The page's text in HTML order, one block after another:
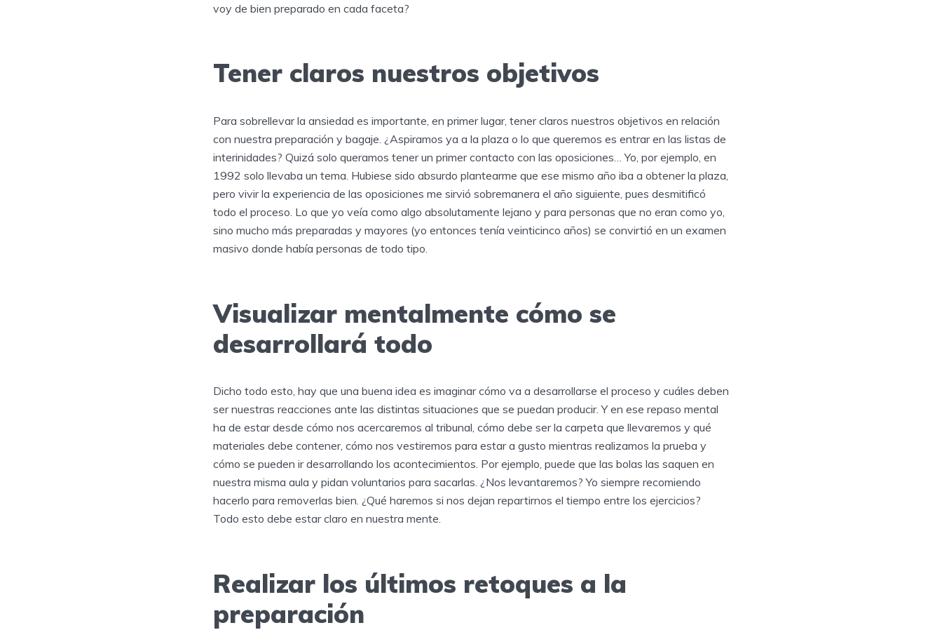
voy de bien preparado en cada faceta?
Tener claros nuestros objetivos
Para sobrellevar la ansiedad es importante, en primer lugar, tener claros nuestros objetivos en relación
con nuestra preparación y bagaje. ¿Aspiramos ya a la plaza o lo que queremos es entrar en las listas de
interinidades? Quizá solo queramos tener un primer contacto con las oposiciones… Yo, por ejemplo, en
1992 solo llevaba un tema. Hubiese sido absurdo plantearme que ese mismo año iba a obtener la plaza,
pero vivir la experiencia de las oposiciones me sirvió sobremanera el año siguiente, pues desmitificó
todo el proceso. Lo que yo veía como algo absolutamente lejano y para personas que no eran como yo,
sino mucho más preparadas y mayores (yo entonces tenía veinticinco años) se convirtió en un examen
masivo donde había personas de todo tipo.
Visualizar mentalmente cómo se
desarrollará todo
Dicho todo esto, hay que una buena idea es imaginar cómo va a desarrollarse el proceso y cuáles deben
ser nuestras reacciones ante las distintas situaciones que se puedan producir. Y en ese repaso mental
ha de estar desde cómo nos acercaremos al tribunal, cómo debe ser la carpeta que llevaremos y qué
materiales debe contener, cómo nos vestiremos para estar a gusto mientras realizamos la prueba y
cómo se pueden ir desarrollando los acontecimientos. Por ejemplo, puede que las bolas las saquen en
nuestra misma aula y pidan voluntarios para sacarlas. ¿Nos levantaremos? Yo siempre recomiendo
hacerlo para removerlas bien. ¿Qué haremos si nos dejan repartirnos el tiempo entre los ejercicios?
Todo esto debe estar claro en nuestra mente.
Realizar los últimos retoques a la
preparación